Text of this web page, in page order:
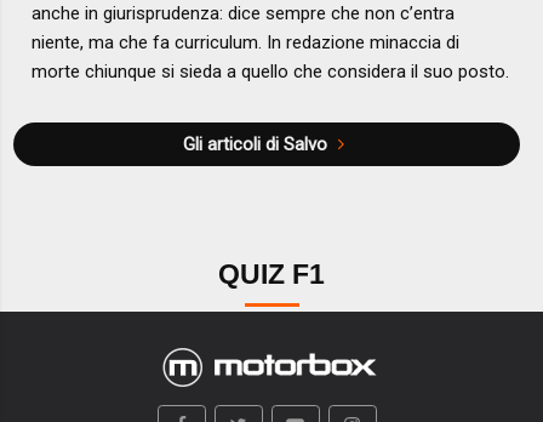
anche in giurisprudenza: dice sempre che non c’entra
niente, ma che fa curriculum. In redazione minaccia di
morte chiunque si sieda a quello che considera il suo posto.
Gli articoli di Salvo
QUIZ F1